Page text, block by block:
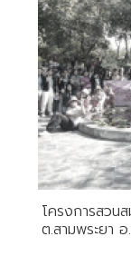
โครงการสวน
ต.สามพระยา